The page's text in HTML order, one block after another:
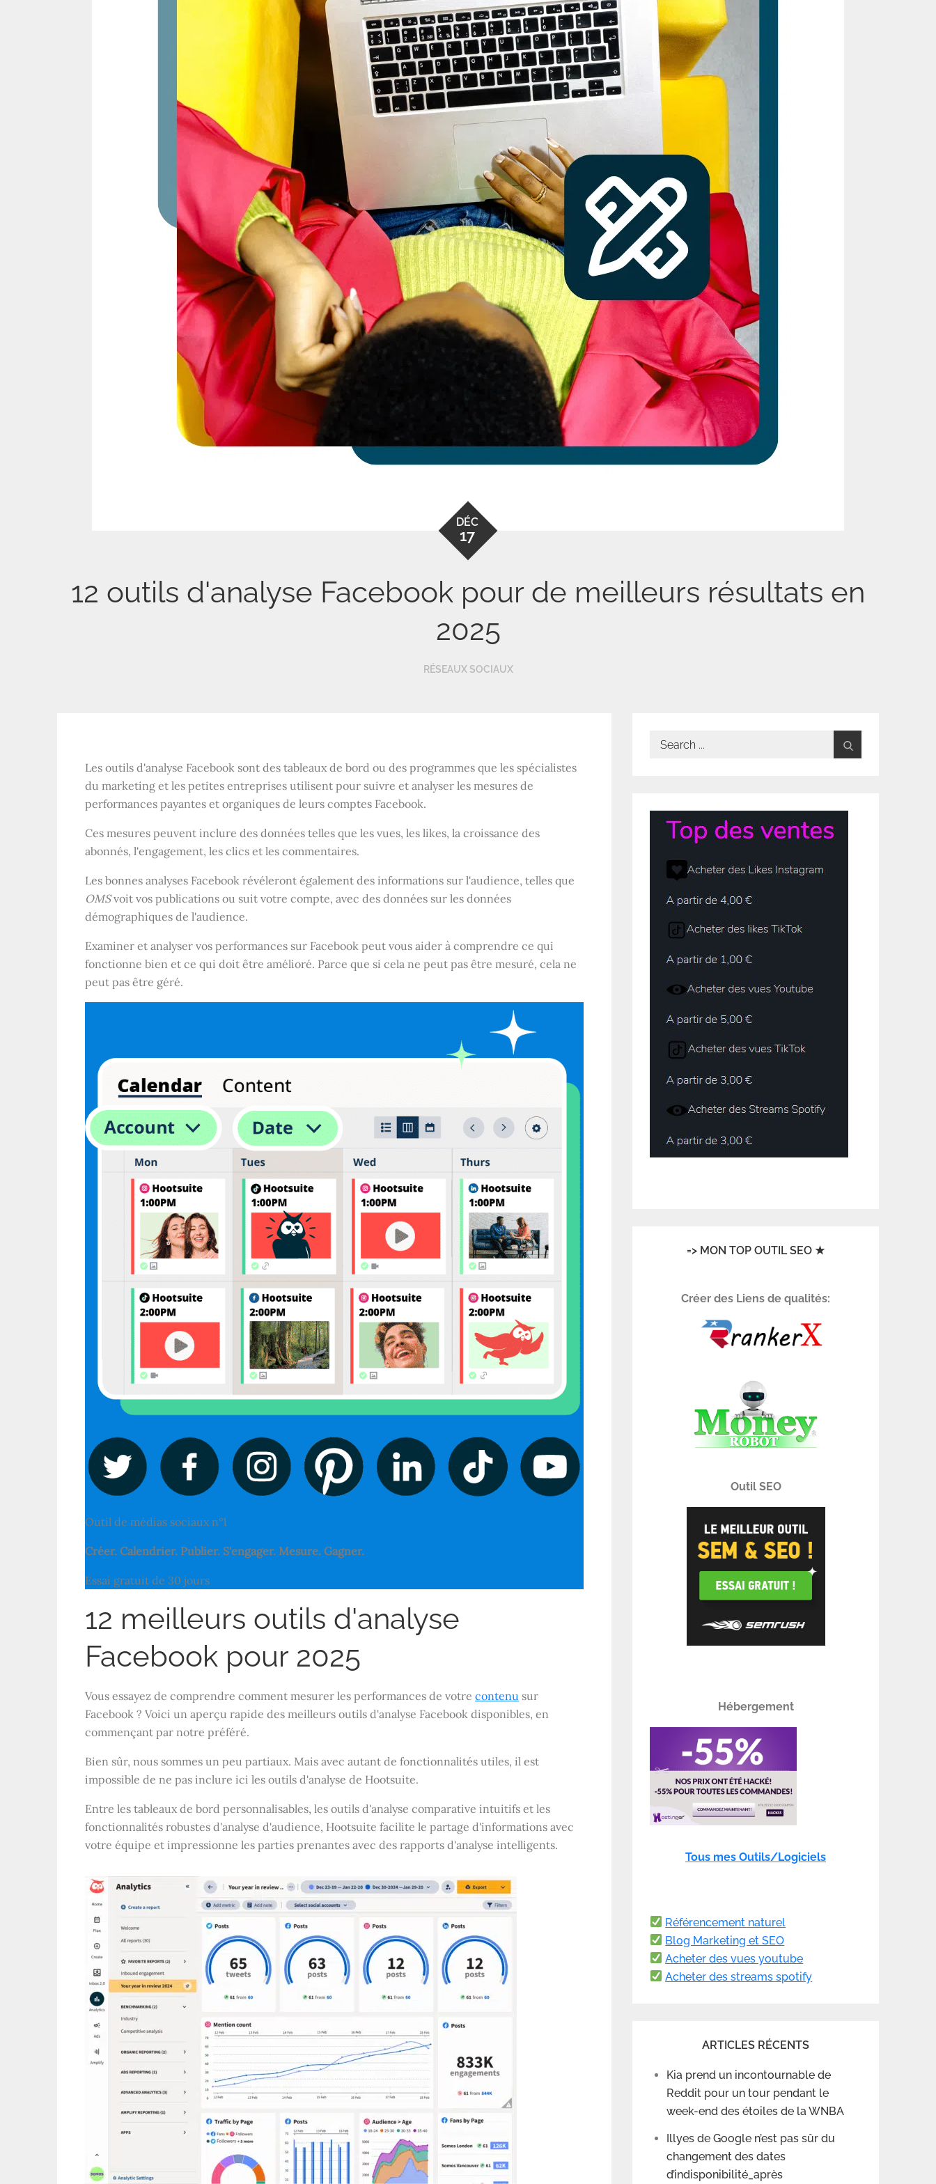
DÉC
17
12 outils d'analyse Facebook pour de meilleurs résultats en
2025
RÉSEAUX SOCIAUX
Les outils d'analyse Facebook sont des tableaux de bord ou des programmes que les spécialistes
du marketing et les petites entreprises utilisent pour suivre et analyser les mesures de
performances payantes et organiques de leurs comptes Facebook.
Ces mesures peuvent inclure des données telles que les vues, les likes, la croissance des
abonnés, l'engagement, les clics et les commentaires.
Les bonnes analyses Facebook révéleront également des informations sur l'audience, telles que
OMSvoit vos publications ou suit votre compte, avec des données sur les données
démographiques de l'audience.
Examiner et analyser vos performances sur Facebook peut vous aider à comprendre ce qui
fonctionne bien et ce qui doit être amélioré. Parce que si cela ne peut pas être mesuré, cela ne
peut pas être géré.
Outil de médias sociaux n°1
Créer. Calendrier. Publier. S'engager. Mesure. Gagner.
Essai gratuit de 30 jours
12 meilleurs outils d'analyse
Facebook pour 2025
Vous essayez de comprendre comment mesurer les performances de votre contenu sur
Facebook ? Voici un aperçu rapide des meilleurs outils d'analyse Facebook disponibles, en
commençant par notre préféré.
Bien sûr, nous sommes un peu partiaux. Mais avec autant de fonctionnalités utiles, il est
impossible de ne pas inclure ici les outils d'analyse de Hootsuite.
Entre les tableaux de bord personnalisables, les outils d'analyse comparative intuitifs et les
fonctionnalités robustes d'analyse d'audience, Hootsuite facilite le partage d'informations avec
votre équipe et impressionne les parties prenantes avec des rapports d'analyse intelligents.
Search
=> MON TOP OUTIL SEO ★
Créer des Liens de qualités:
Outil SEO
Hébergement
Tous mes Outils/Logiciels
Référencement naturel
Blog Marketing et SEO
Acheter des vues youtube
Acheter des streams spotify
ARTICLES RÉCENTS
Kia prend un incontournable de
Reddit pour un tour pendant le
week-end des étoiles de la WNBA
Illyes de Google n’est pas sûr du
changement des dates
d’indisponibilité_après